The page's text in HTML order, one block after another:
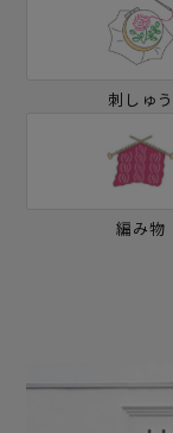
刺しゅう
編み物